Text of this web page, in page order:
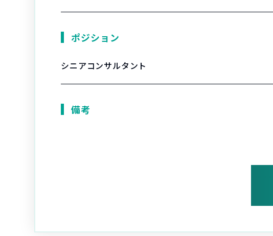
ポジション
シニアコンサルタント
備考